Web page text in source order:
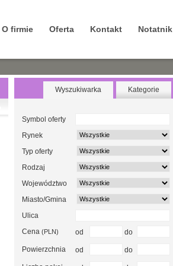
O firmie Oferta Kontakt Notatnik
Wyszukiwarka Kategorie
Symbol oferty
Rynek
Typ oferty
Rodzaj
Województwo
Miasto/Gmina
Ulica
Cena (PLN) od do
Powierzchnia od do